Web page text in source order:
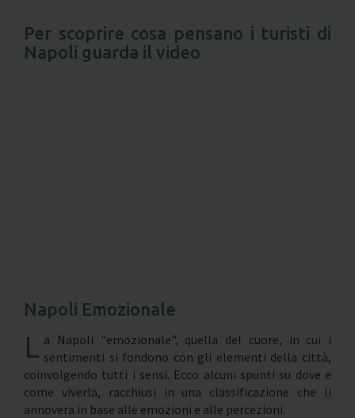
Per scoprire cosa pensano i turisti di
Napoli guarda il video
Napoli Emozionale
L a Napoli "emozionale", quella del cuore, in cui i
sentimenti si fondono con gli elementi della città,
coinvolgendo tutti i sensi. Ecco alcuni spunti su dove e
come viverla, racchiusi in una classificazione che li
annovera in base alle emozioni e alle percezioni.